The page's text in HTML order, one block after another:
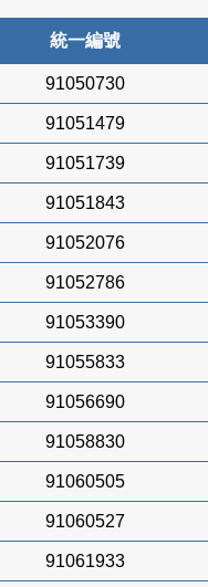
統一編號
91050730
91051479
91051739
91051843
91052076
91052786
91053390
91055833
91056690
91058830
91060505
91060527
91061933